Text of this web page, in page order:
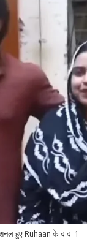
हुए Ruhaan के दादा 1